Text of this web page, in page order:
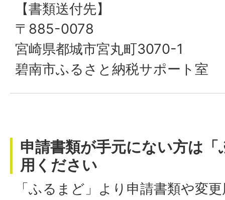
【書類送付先】
〒885-0078
宮崎県都城市宮丸町3070-1
碧南市ふるさと納税サポート室
申請書類が手元にない方は
用ください
「ふるまど」より申請書類や変